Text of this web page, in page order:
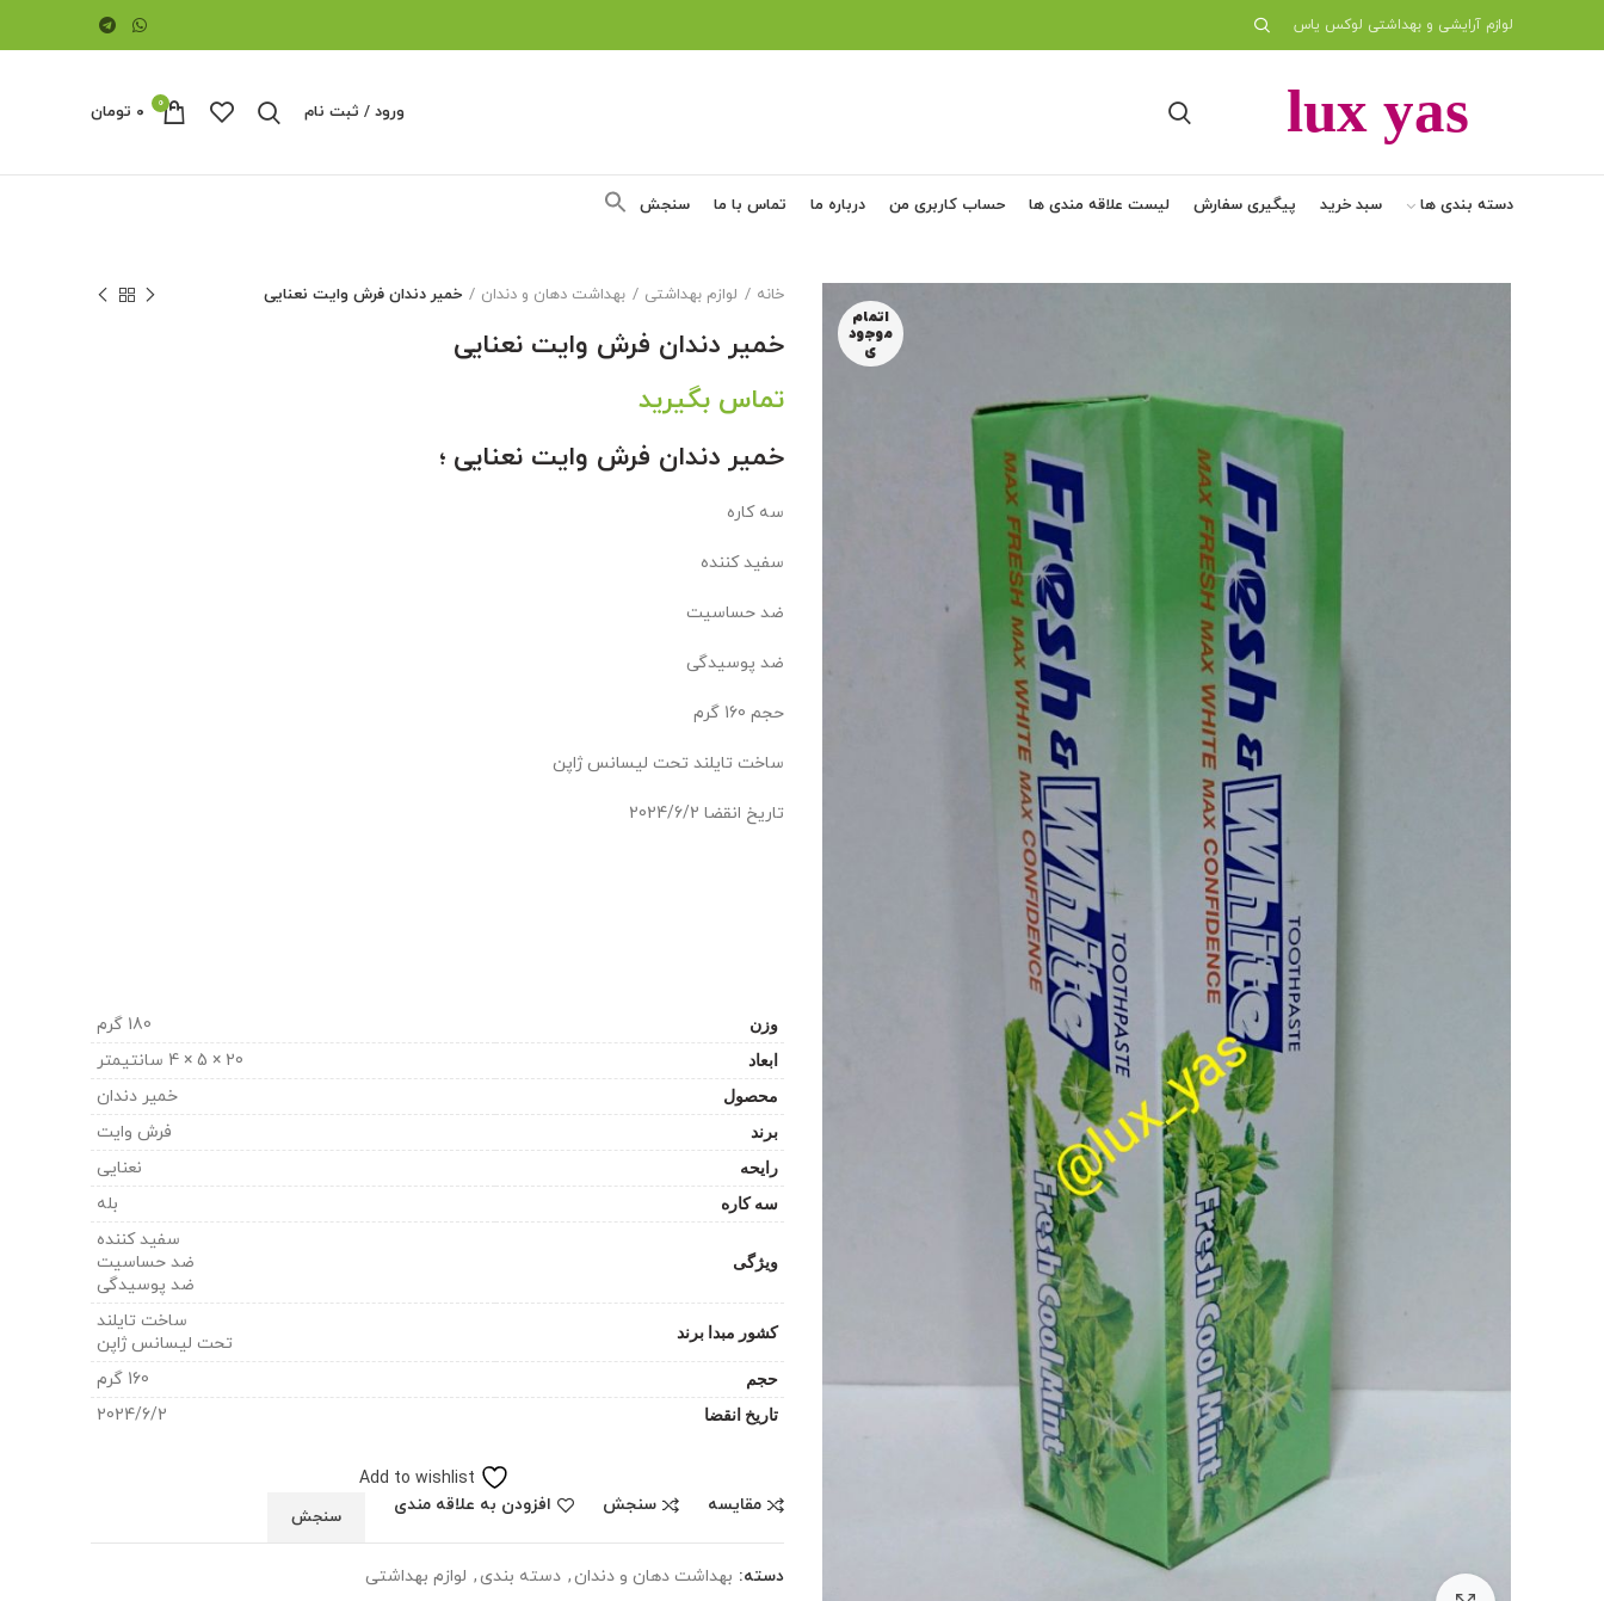
لوازم آرایشی و بهداشتی لوکس یاس
ورود / ثبت نام 0 ۰ تومان
دسته بندی ها سبد خرید پیگیری سفارش لیست علاقه مندی ها حساب کاربری من درباره ما تماس با ما سنجش
اتمام
موجود
ی
خانه لوازم بهداشتی بهداشت دهان و دندان خمیر دندان فرش وایت نعنایی
خمیر دندان فرش وایت نعنایی
تماس بگیرید
خمیر دندان فرش وایت نعنایی ؛
سه کاره
سفید کننده
ضد حساسیت
ضد پوسیدگی
حجم 160 گرم
ساخت تایلند تحت لیسانس ژاپن
تاریخ انقضا 2024/6/2
وزن 180 گرم
ابعاد 20 × 5 × 4 سانتیمتر
محصول خمیر دندان
برند فرش وایت
رایحه نعنایی
سه کاره بله
ویژگی
سفید کننده
ضد حساسیت
ضد پوسیدگی
کشور مبدا برند
ساخت تایلند
تحت لیسانس ژاپن
حجم 160 گرم
تاریخ انقضا 2024/6/2
Add to wishlist
مقایسه
سنجش افزودن به علاقه مندی
سنجش
دسته: بهداشت دهان و دندان , دسته بندی , لوازم بهداشتی